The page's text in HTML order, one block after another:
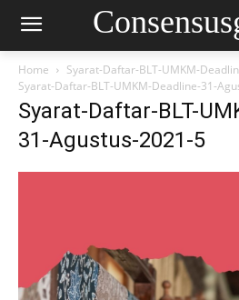
Home
Syarat-Daftar-BLT-UMKM-
Syarat-Daftar-BLT-UMKM-Deadline-31-
Syarat-Daftar-BLT-
31-Agustus-2021-5